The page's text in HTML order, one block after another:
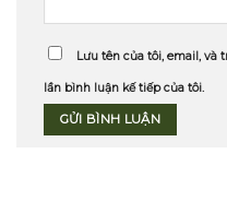
Lưu tên của tôi, email, và
lần bình luận kế tiếp của tôi.